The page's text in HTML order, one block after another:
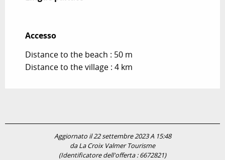
Accesso
Accesso
Distance to the beach : 50 m
Distance to the village : 4 km
Aggiornato il 22 settembre 2023 A 15:48
da La Croix Valmer Tourisme
(Identificatore dell'offerta :6672821)